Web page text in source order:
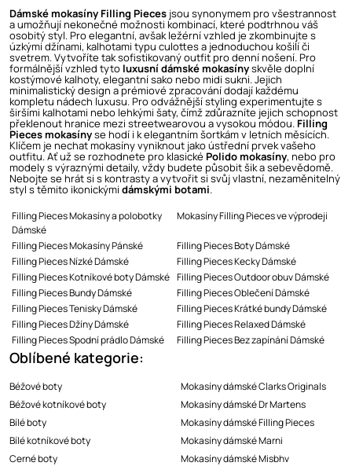
Dámské mokasíny Filling Pieces jsou synonymem pro všestrannost
a umožňují nekonečné možnosti kombinací, které podtrhnou váš
osobitý styl. Pro elegantní, avšak ležérní vzhled je zkombinujte s
úzkými džínami, kalhotami typu culottes a jednoduchou košilí či
svetrem. Vytvoříte tak sofistikovaný outfit pro denní nošení. Pro
formálnější vzhled tyto luxusní dámské mokasínyskvěle doplní
kostýmové kalhoty, elegantní sako nebo midi sukni. Jejich
minimalistický design a prémiové zpracování dodají každému
kompletu nádech luxusu. Pro odvážnější styling experimentujte s
širšími kalhotami nebo lehkými šaty, čímž zdůrazníte jejich schopnost
překlenout hranice mezi streetwearovou a vysokou módou.Filling
Pieces mokasínyse hodí i k elegantním šortkám v letních měsících.
Klíčem je nechat mokasíny vyniknout jako ústřední prvek vašeho
outfitu. Ať už se rozhodnete pro klasické Polido mokasíny, nebo pro
modely s výraznými detaily, vždy budete působit šik a sebevědomě.
Nebojte se hrát si s kontrasty a vytvořit si svůj vlastní, nezaměnitelný
styl s těmito ikonickými dámskými botami.
Filling Pieces Mokasíny a polobotky
Dámské
Mokasíny Filling Pieces ve výprodeji
Filling Pieces Mokasíny Pánské
Filling Pieces Boty Dámské
Filling Pieces Nízké Dámské
Filling Pieces Kecky Dámské
Filling Pieces Kotníkové boty Dámské Filling Pieces Outdoor obuv Dámské
Filling Pieces Bundy Dámské
Filling Pieces Oblečení Dámské
Filling Pieces Tenisky Dámské
Filling Pieces Krátké bundy Dámské
Filling Pieces Džíny Dámské
Filling Pieces Relaxed Dámské
Filling Pieces Spodní prádlo Dámské
Filling Pieces Bez zapínání Dámské
Oblíbené kategorie:
Béžové boty
Béžové kotníkové boty
Bílé boty
Bílé kotníkové boty
Cerné boty
Mokasíny dámské Clarks Originals
Mokasíny dámské Dr Martens
Mokasíny dámské Filling Pieces
Mokasíny dámské Marni
Mokasíny dámské Misbhv